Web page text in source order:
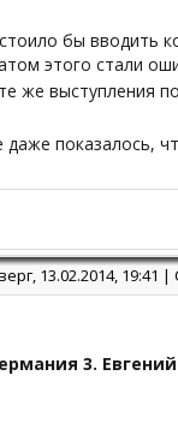
бы вводить
этого стали
же выступления
показалось,
13.02.2014, 19:41
3.